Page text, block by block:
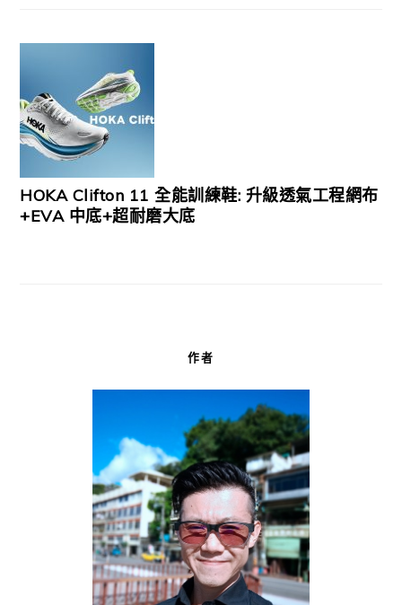
HOKA Clifton 11 全能訓練鞋: 升級透氣工程網布
+EVA 中底+超耐磨大底
作者